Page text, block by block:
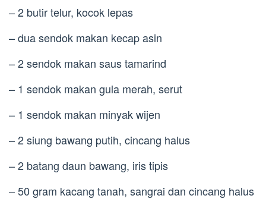
– 2 butir telur, kocok lepas
– dua sendok makan kecap asin
– 2 sendok makan saus tamarind
– 1 sendok makan gula merah, serut
– 1 sendok makan minyak wijen
– 2 siung bawang putih, cincang halus
– 2 batang daun bawang, iris tipis
– 50 gram kacang tanah, sangrai dan cincang halus